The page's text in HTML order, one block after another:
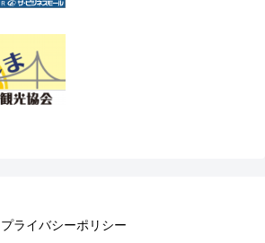
プライバシーポリシー